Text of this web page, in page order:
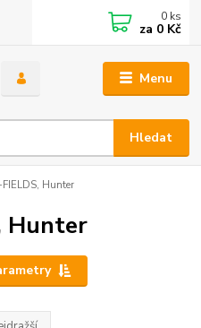
Menu
Hledat
0 ks
za 0 Kč
FIELDS, Hunter
Hunter